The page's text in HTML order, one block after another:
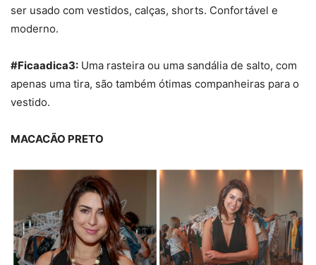
ser usado com vestidos, calças, shorts. Confortável e
moderno.
#Ficaadica3: Uma rasteira ou uma sandália de salto, com
apenas uma tira, são também ótimas companheiras para o
vestido.
MACACÃO PRETO